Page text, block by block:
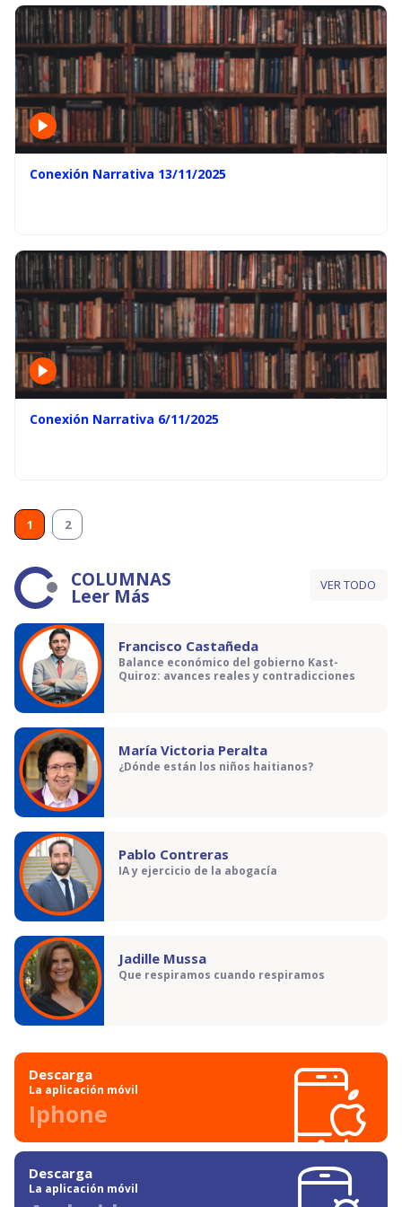
Conexión Narrativa 13/11/2025
Conexión Narrativa 6/11/2025
1 2
COLUMNAS
Leer Más VER TODO
Francisco Castañeda
Balance económico del gobierno Kast-
Quiroz: avances reales y contradicciones
María Victoria Peralta
¿Dónde están los niños haitianos?
Pablo Contreras
IA y ejercicio de la abogacía
Jadille Mussa
Que respiramos cuando respiramos
Descarga
La aplicación móvil
Iphone
Descarga
La aplicación móvil